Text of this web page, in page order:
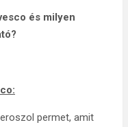
és milyen
permet, amit